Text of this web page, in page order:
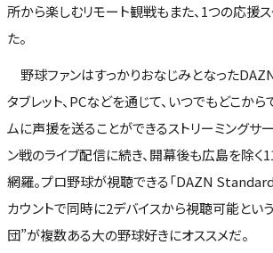
所から楽しむリモート観戦もまた、1つの応援
た。
野球ファンはすっかりおなじみとなったDAZN
タブレット、PCなどを通じて、いつでもどこか
ムに声援を送ることができるストリーミングサ
ン戦のライブ配信に続き、開幕後も広島を除
網羅。プロ野球が視聴できる「DAZN
カウントで同時に2デバイスから視聴可能とい
団”が複数ある大の野球好きにオススメだ。